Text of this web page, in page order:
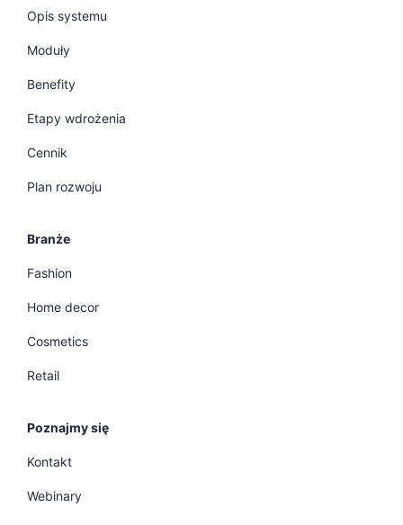
Opis systemu
Moduły
Benefity
Etapy wdrożenia
Cennik
Plan rozwoju
Branże
Fashion
Home decor
Cosmetics
Retail
Poznajmy się
Kontakt
Webinary